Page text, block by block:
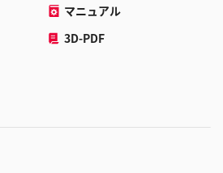
マニュアル
3D-PDF